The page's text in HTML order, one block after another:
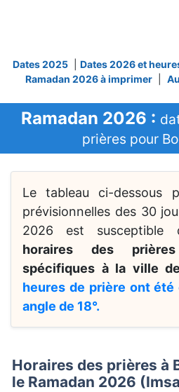
Dates 2025 Dates 2026 et
Ramadan 2026 à imprimer
Ramadan 2026 :
prières pour
Le tableau ci-dessous
prévisionnelles des 30
2026 est susceptible
horaires des
spécifiques à la ville
heures de prière ont
angle de 18°.
Horaires des prières à
le Ramadan 2026